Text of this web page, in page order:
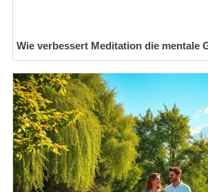
Wie verbessert Meditation die mentale